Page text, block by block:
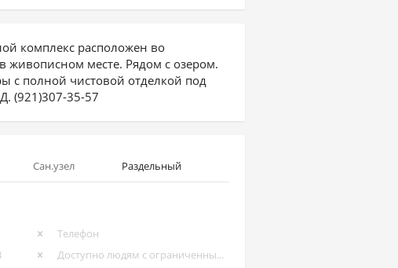
комплекс расположен во
живописном месте. Рядом с озером.
с полной чистовой отделкой под
(921)307-35-57
Сан.узел Раздельный
Телефон
Доступно людям с ограниченными возможностями